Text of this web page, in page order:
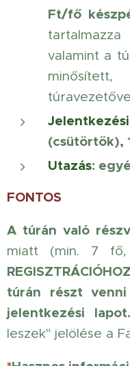
Ft/fő
valamint a
(csütörtök),
Utazás:
FONTOS
A túrán való
miatt (min. 7
túrán részt
jelentkezési lapot.
leszek" jelölése a